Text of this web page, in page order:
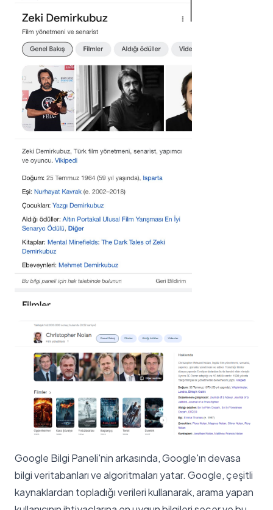
Google Bilgi Paneli'nin arkasında, Google'ın devasa
bilgi veritabanları ve algoritmaları yatar. Google, çeşitli
kaynaklardan topladığı verileri kullanarak, arama yapan